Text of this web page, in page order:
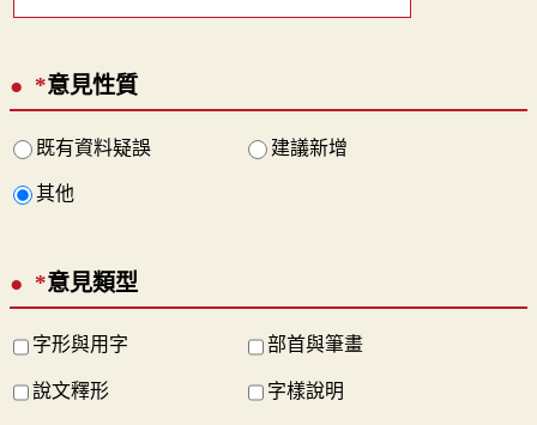
*意見性質
既有資料疑誤 建議新增
其他
*意見類型
字形與用字 部首與筆畫
說文釋形 字樣說明